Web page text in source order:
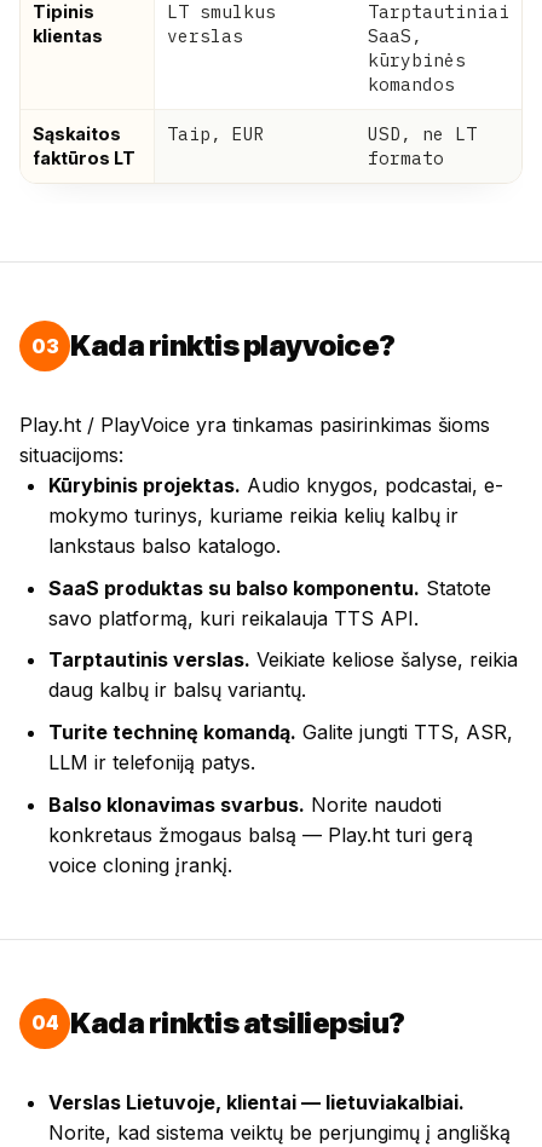
Tipinis
klientas
LT smulkus
verslas
Tarptautiniai
SaaS,
kūrybinės
komandos
Sąskaitos
faktūros LT
Taip, EUR
USD, ne LT
formato
03 Kada rinktis playvoice?
Play.ht / PlayVoice yra tinkamas pasirinkimas šioms
situacijoms:
Kūrybinis projektas. Audio knygos, podcastai, e-
mokymo turinys, kuriame reikia kelių kalbų ir
lankstaus balso katalogo.
SaaS produktas su balso komponentu. Statote
savo platformą, kuri reikalauja TTS API.
Tarptautinis verslas. Veikiate keliose šalyse, reikia
daug kalbų ir balsų variantų.
Turite techninę komandą. Galite jungti TTS, ASR,
LLM ir telefoniją patys.
Balso klonavimas svarbus. Norite naudoti
konkretaus žmogaus balsą — Play.ht turi gerą
voice cloning įrankį.
04 Kada rinktis atsiliepsiu?
Verslas Lietuvoje, klientai — lietuviakalbiai.
Norite, kad sistema veiktų be perjungimų į anglišką